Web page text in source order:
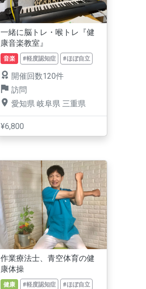
一緒に脳トレ・喉トレ『健
康音楽教室』
音楽 #軽度認知症 #ほぼ自立
開催回数120件
訪問
愛知県 岐阜県 三重県
¥6,800
作業療法士、青空体育の健
康体操
健康 #軽度認知症 #ほぼ自立